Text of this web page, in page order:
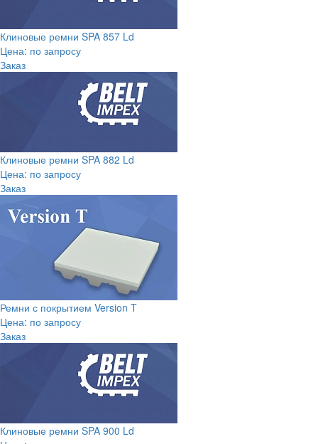
Клиновые ремни SPA 857 Ld
Цена: по запросу
Заказ
Клиновые ремни SPA 882 Ld
Цена: по запросу
Заказ
Ремни с покрытием Version T
Цена: по запросу
Заказ
Клиновые ремни SPA 900 Ld